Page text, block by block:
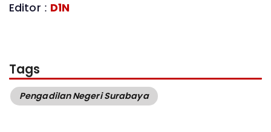
Editor : D1N
Tags
Pengadilan Negeri Surabaya